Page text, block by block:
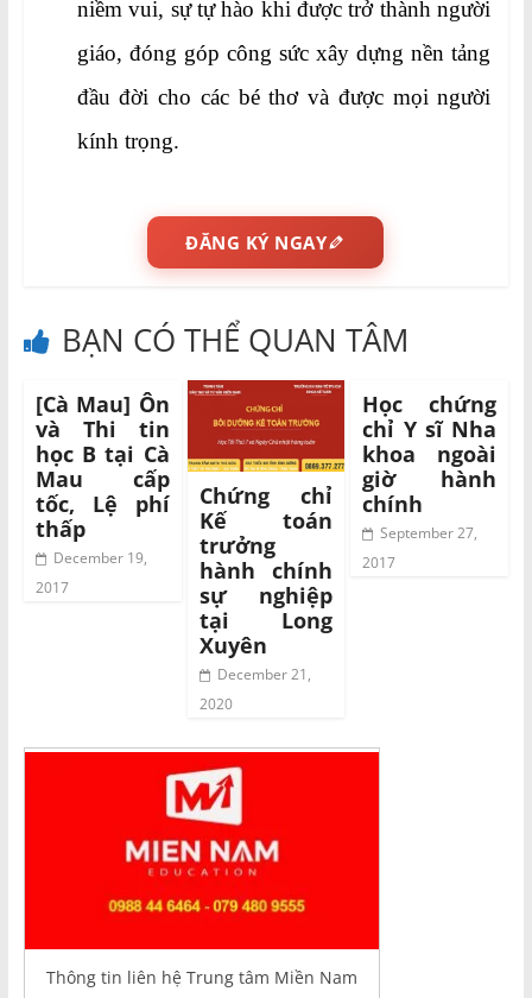
niềm vui, sự tự hào khi được trở thành người
giáo, đóng góp công sức xây dựng nền tảng
đầu đời cho các bé thơ và được mọi người
kính trọng.
ĐĂNG KÝ NGAY
BẠN CÓ THỂ QUAN TÂM
[Cà Mau] Ôn
và Thi tin
học B tại Cà
Mau cấp
tốc, Lệ phí
thấp
December 19,
2017
Chứng chỉ
Kế toán
trưởng
hành chính
sự nghiệp
tại Long
Xuyên
December 21,
2020
Học chứng
chỉ Y sĩ Nha
khoa ngoài
giờ hành
chính
September 27,
2017
Thông tin liên hệ Trung tâm Miền Nam